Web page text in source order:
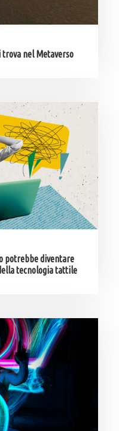
trova nel Metaverso
potrebbe diventare
tecnologia tattile